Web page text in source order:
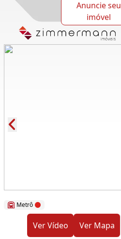
Anuncie seu
imóvel
Metrô
Ver Vídeo
Ver Mapa